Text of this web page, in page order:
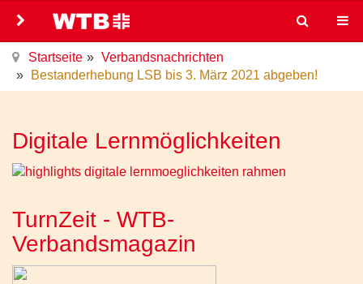
Startseite
Verbandsnachrichten
Bestanderhebung LSB bis 3. März 2021 abgeben!
Digitale Lernmöglichkeiten
TurnZeit - WTB-
Verbandsmagazin